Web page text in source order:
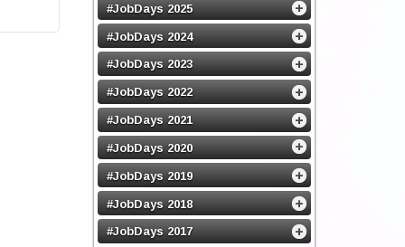
#JobDays 2025
#JobDays 2024
#JobDays 2023
#JobDays 2022
#JobDays 2021
#JobDays 2020
#JobDays 2019
#JobDays 2018
#JobDays 2017